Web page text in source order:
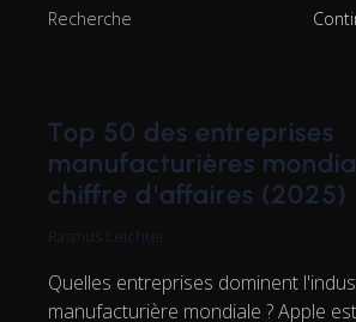
Recherche
Top 50 des entreprises
manufacturières
chiffre d'affaires (2025)
Rasmus Leichter
Quelles entreprises dominent
manufacturière mondiale ? Apple